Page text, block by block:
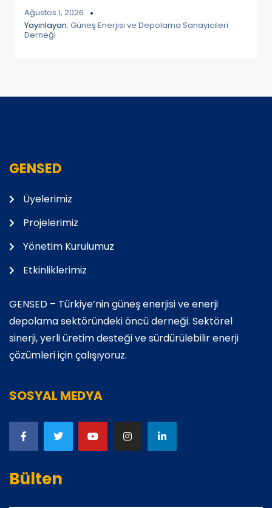
Ağustos 1, 2026
Yayınlayan: Güneş Enerjisi ve Depolama Sanayicileri
Derneği
GENSED
Üyelerimiz
Projelerimiz
Yönetim Kurulumuz
Etkinliklerimiz
GENSED – Türkiye’nin güneş enerjisi ve enerji
depolama sektöründeki öncü derneği. Sektörel
sinerji, yerli üretim desteği ve sürdürülebilir enerji
çözümleri için çalışıyoruz.
SOSYAL MEDYA
Bülten